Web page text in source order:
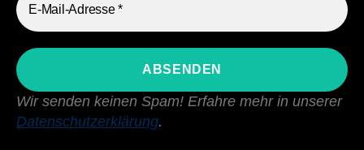
Wir senden keinen Spam! Erfahre mehr in unserer
Datenschutzerklärung.